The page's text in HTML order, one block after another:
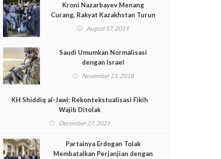
Kroni Nazarbayev Menang
Curang, Rakyat Kazakhstan Turun
ke Jalan
August 17, 2019
Saudi Umumkan Normalisasi
dengan Israel
November 21, 2018
KH Shiddiq al-Jawi: Rekontekstualisasi Fikih
Wajib Ditolak
December 27, 2021
Partainya Erdogan Tolak
Membatalkan Perjanjian dengan